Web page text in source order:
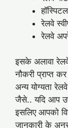
रेलवे
रेलवे
इसके अलावा
नौकरी प्राप्त
अन्य योग्यता
जैसे.. यदि आप
इसलिए आपको
जानकारी के